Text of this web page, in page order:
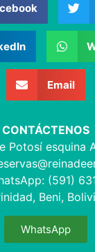
Email
CONTÁCTENOS
Potosí esquina
(591)
Beni,
WhatsApp